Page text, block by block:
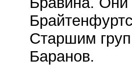
Старшим
Баранов.